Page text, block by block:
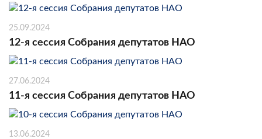
25.09.2024
12-я сессия Собрания депутатов НАО
27.06.2024
11-я сессия Собрания депутатов НАО
13.06.2024